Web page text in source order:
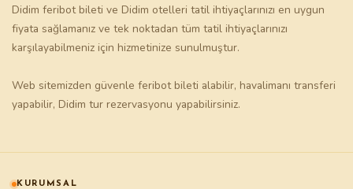
Didim feribot bileti ve Didim otelleri tatil ihtiyaçlarınızı en uygun
fiyata sağlamanız ve tek noktadan tüm tatil ihtiyaçlarınızı
karşılayabilmeniz için hizmetinize sunulmuştur.
Web sitemizden güvenle feribot bileti alabilir, havalimanı transferi
yapabilir, Didim tur rezervasyonu yapabilirsiniz.
KURUMSAL